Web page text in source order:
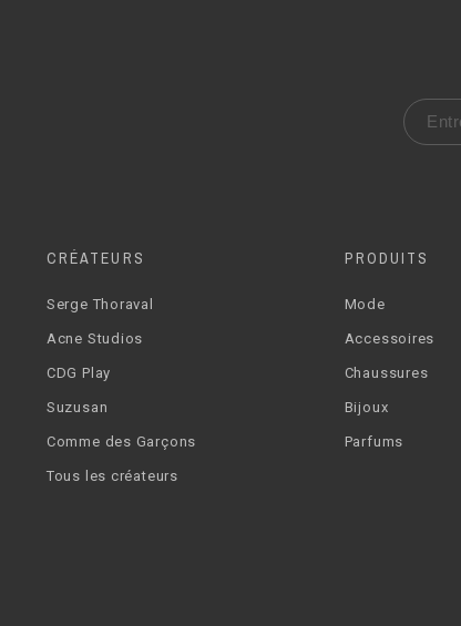
CRÉATEURS
Serge Thoraval
Acne Studios
CDG Play
Suzusan
Comme des Garçons
Tous les créateurs
PRODUITS
Mode
Accessoires
Chaussures
Bijoux
Parfums